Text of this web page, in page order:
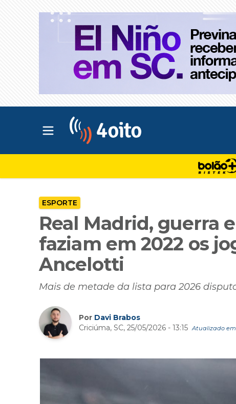
Abrir menu principal
ESPORTE
Real Madrid, guerra
faziam em 2022 os
Ancelotti
Mais de metade da lista para 2026
Por Davi Brabos
Criciúma, SC, 25/05/2026 - 13:15 Atualizado em